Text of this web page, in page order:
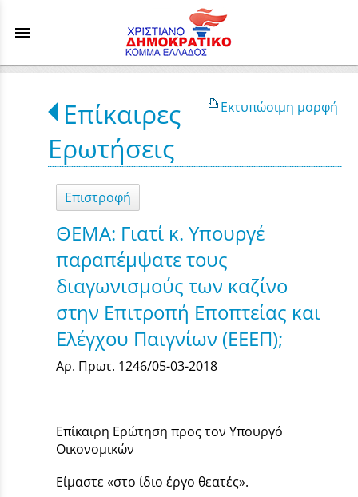
menu
Εκτυπώσιμη μορφή
Επίκαιρες
Ερωτήσεις
Επιστροφή
ΘΕΜΑ: Γιατί κ. Υπουργέ
παραπέμψατε τους
διαγωνισμούς των καζίνο
στην Επιτροπή Εποπτείας και
Ελέγχου Παιγνίων (ΕΕΕΠ);
Αρ. Πρωτ. 1246/05-03-2018
Επίκαιρη Ερώτηση προς τον Υπουργό
Οικονομικών
Είμαστε «στο ίδιο έργο θεατές».